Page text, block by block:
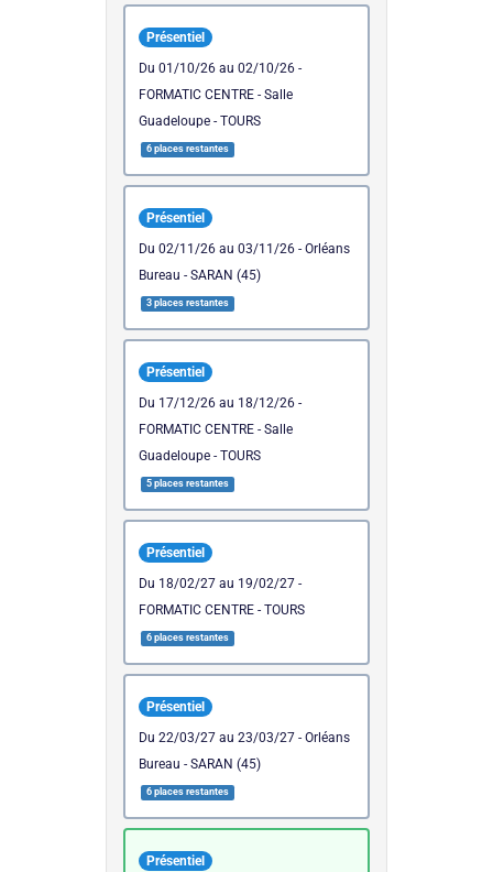
Présentiel
du 01/10/26 au 02/10/26 -
FORMATIC CENTRE - Salle
Guadeloupe - TOURS
6 places restantes
Présentiel
du 02/11/26 au 03/11/26 - Orléans
Bureau - SARAN (45)
3 places restantes
Présentiel
du 17/12/26 au 18/12/26 -
FORMATIC CENTRE - Salle
Guadeloupe - TOURS
5 places restantes
Présentiel
du 18/02/27 au 19/02/27 -
FORMATIC CENTRE - TOURS
6 places restantes
Présentiel
du 22/03/27 au 23/03/27 - Orléans
Bureau - SARAN (45)
6 places restantes
Présentiel